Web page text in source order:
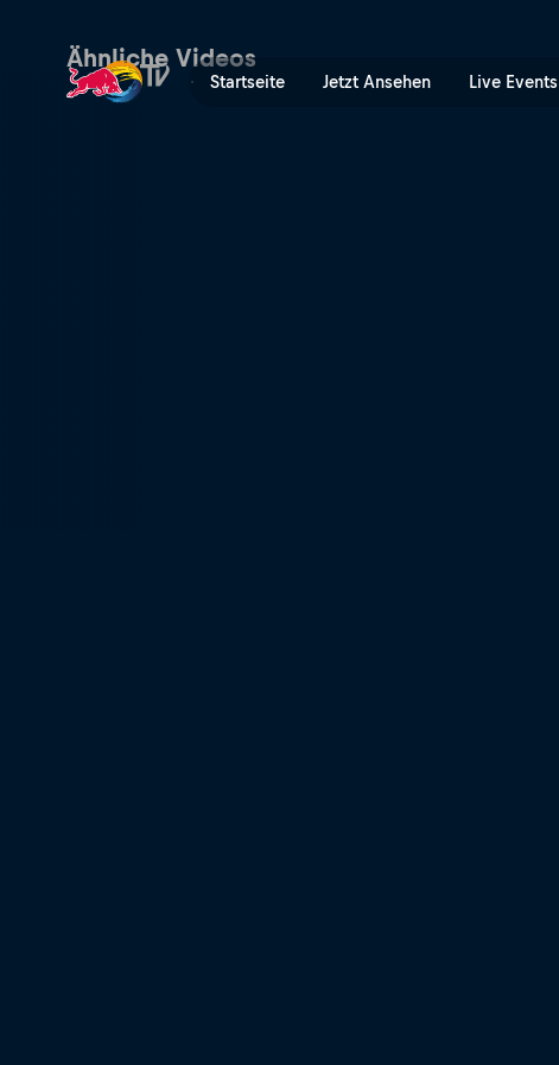
Startseite Jetzt Ansehen Live Events
Ähnliche Videos